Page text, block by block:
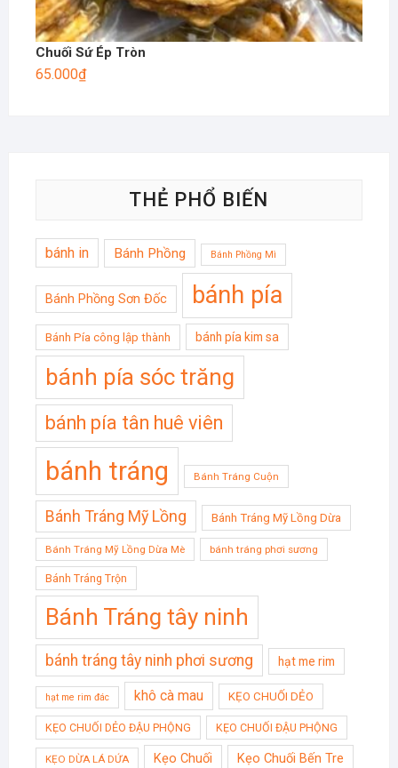
Chuối Sứ Ép Tròn
65.000₫
THẺ PHỔ BIẾN
bánh in Bánh Phồng Bánh Phồng Mì
Bánh Phồng Sơn Đốc bánh pía
Bánh Pía công lập thành bánh pía kim sa
bánh pía sóc trăng
bánh pía tân huê viên
bánh tráng Bánh Tráng Cuộn
Bánh Tráng Mỹ Lồng Bánh Tráng Mỹ Lồng Dừa
Bánh Tráng Mỹ Lồng Dừa Mè bánh tráng phơi sương
Bánh Tráng Trộn
Bánh Tráng tây ninh
bánh tráng tây ninh phơi sương hạt me rim
hạt me rim đác khô cà mau KẸO CHUỐI DẺO
KẸO CHUỐI DẺO ĐẬU PHỘNG KẸO CHUỐI ĐẬU PHỘNG
KẸO DỪA LÁ DỨA Kẹo Chuối Kẹo Chuối Bến Tre